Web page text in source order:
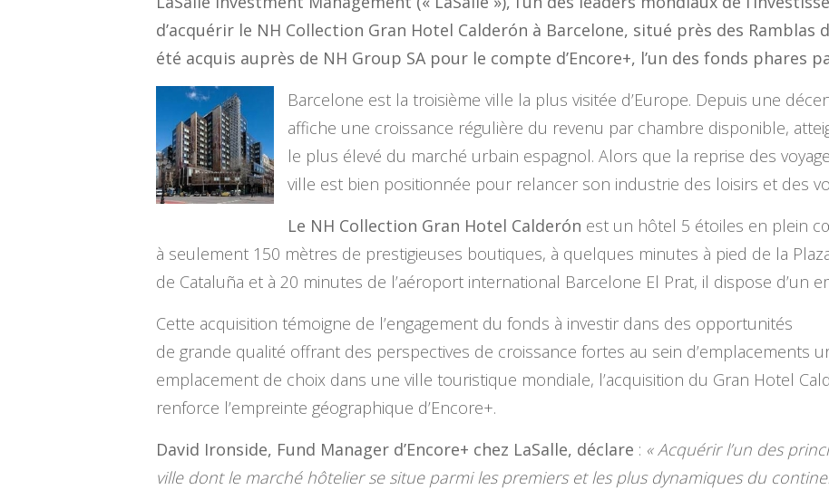
d’acquérir le NH Collection Gran Hotel Calderón à Barcelone, situé près des Ramblas
été acquis auprès de NH Group SA pour le compte d’Encore+, l’un des fonds phares
Barcelone est la troisième ville la plus visitée d’Europe. Depuis une
affiche une croissance régulière du revenu par chambre disponible,
le plus élevé du marché urbain espagnol. Alors que la reprise des
ville est bien positionnée pour relancer son industrie des loisirs et des
Le NH Collection Gran Hotel Calderón est un hôtel 5 étoiles en plein
à seulement 150 mètres de prestigieuses boutiques, à quelques minutes à pied de la
de Cataluña et à 20 minutes de l’aéroport international Barcelone El Prat, il dispose d’un
Cette acquisition témoigne de l’engagement du fonds à investir dans des opportunités
de grande qualité offrant des perspectives de croissance fortes au sein d’emplacements
emplacement de choix dans une ville touristique mondiale, l’acquisition du Gran Hotel
renforce l’empreinte géographique d’Encore+.
David Ironside, Fund Manager d’Encore+ chez LaSalle, déclare : « Acquérir l’un des
ville dont le marché hôtelier se situe parmi les premiers et les plus dynamiques du